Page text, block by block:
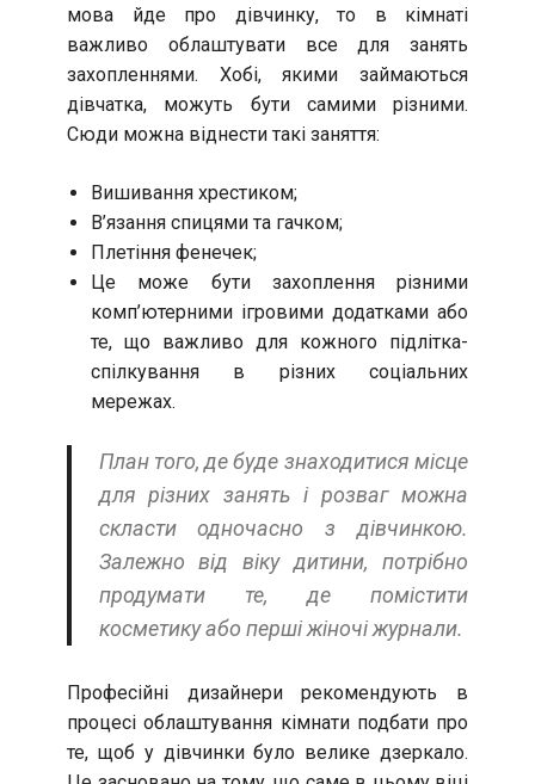
мова йде про дівчинку, то в кімнаті
важливо облаштувати все для занять
захопленнями. Хобі, якими займаються
дівчатка, можуть бути самими різними.
Сюди можна віднести такі заняття:
Вишивання хрестиком;
В’язання спицями та гачком;
Плетіння фенечек;
Це може бути захоплення різними
комп’ютерними ігровими додатками або
те, що важливо для кожного підлітка-
спілкування в різних соціальних
мережах.
План того, де буде знаходитися місце
для різних занять і розваг можна
скласти одночасно з дівчинкою.
Залежно від віку дитини, потрібно
продумати те, де помістити
косметику або перші жіночі журнали.
Професійні дизайнери рекомендують в
процесі облаштування кімнати подбати про
те, щоб у дівчинки було велике дзеркало.